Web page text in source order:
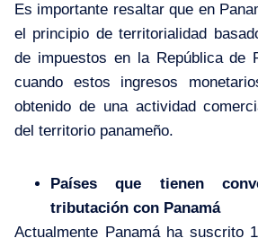
Es importante resaltar que en
el principio de territorialidad
de impuestos en la República de
cuando estos ingresos
obtenido de una actividad
del territorio panameño.
Países que tienen
tributación con Panamá
Actualmente Panamá ha suscrito